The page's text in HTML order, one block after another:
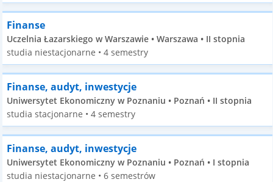
Finanse
Uczelnia Łazarskiego w Warszawie • Warszawa • II stopnia
studia niestacjonarne • 4 semestry
Finanse, audyt, inwestycje
Uniwersytet Ekonomiczny w Poznaniu • Poznań • II stopnia
studia stacjonarne • 4 semestry
Finanse, audyt, inwestycje
Uniwersytet Ekonomiczny w Poznaniu • Poznań • I stopnia
studia niestacjonarne • 6 semestrów